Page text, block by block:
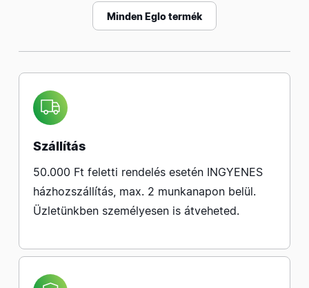
Minden Eglo termék
Szállítás
50.000 Ft feletti rendelés esetén INGYENES
házhozszállítás, max. 2 munkanapon belül.
Üzletünkben személyesen is átveheted.